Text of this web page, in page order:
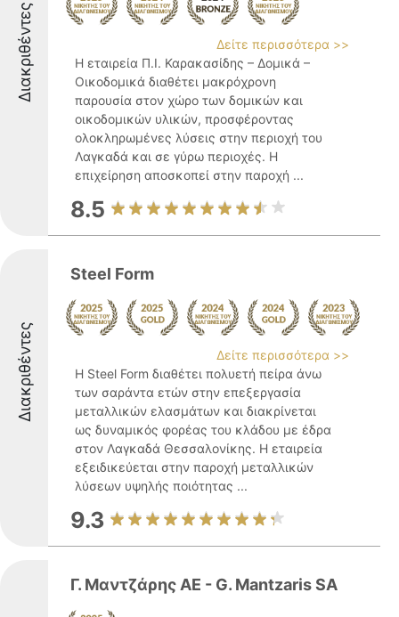
Διακριθέντες
Δείτε περισσότερα >>
Η εταιρεία Π.Ι. Καρακασίδης – Δομικά –
Οικοδομικά διαθέτει μακρόχρονη
παρουσία στον χώρο των δομικών και
οικοδομικών υλικών, προσφέροντας
ολοκληρωμένες λύσεις στην περιοχή του
Λαγκαδά και σε γύρω περιοχές. Η
επιχείρηση αποσκοπεί στην παροχή ...
8.5
Διακριθέντες
Steel Form
Δείτε περισσότερα >>
Η Steel Form διαθέτει πολυετή πείρα άνω
των σαράντα ετών στην επεξεργασία
μεταλλικών ελασμάτων και διακρίνεται
ως δυναμικός φορέας του κλάδου με έδρα
στον Λαγκαδά Θεσσαλονίκης. Η εταιρεία
εξειδικεύεται στην παροχή μεταλλικών
λύσεων υψηλής ποιότητας ...
9.3
Γ. Μαντζάρης ΑΕ - G. Mantzaris SA